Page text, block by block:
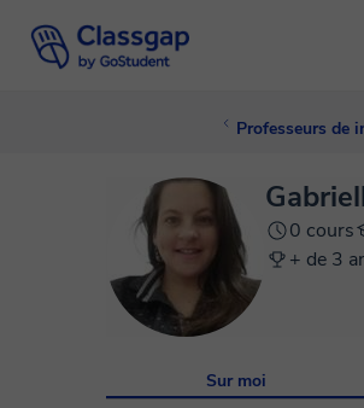
Professeurs de
0 cours
+ de 3
Sur moi